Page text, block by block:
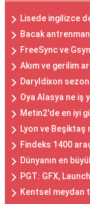
Lisede ingilizce
Bacak
FreeSync ve
Akım ve gerilim
Daryldixon
Oya Alasya ne iş
Metin2'de en iyi
Lyon ve Beşiktaş
Findeks 1400
Dünyanın en
PGT: GFX,
Kentsel meydan